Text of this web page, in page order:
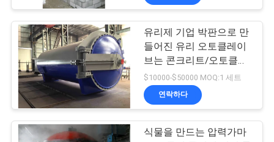
유리제 기업 박판으로 만
들어진 유리 오토클레이
브는 콘크리트/오토클레
이브 기계 Φ2.5m를 공기
에 쐬었습니다
$10000-$50000 MOQ:1 세트
연락하다
식물을 만드는 압력가마